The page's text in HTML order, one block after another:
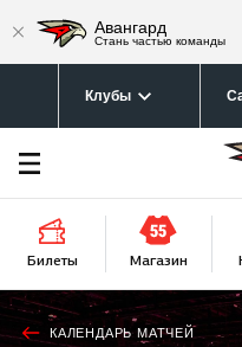
Клубы
Билеты Магазин
Афиша
предстоящего
матчаКАЛЕНДАРЬ МАТЧЕЙ
Авангард
Стань частью команды